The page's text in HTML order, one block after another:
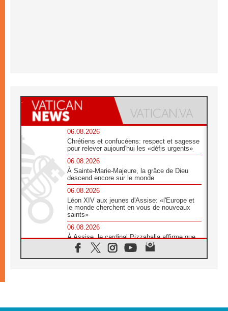
06.08.2026
Chrétiens et confucéens: respect et sagesse
pour relever aujourd'hui les «défis urgents»
06.08.2026
À Sainte-Marie-Majeure, la grâce de Dieu
descend encore sur le monde
06.08.2026
Léon XIV aux jeunes d'Assise: «l'Europe et
le monde cherchent en vous de nouveaux
saints»
06.08.2026
À Assise, le cardinal Pizzaballa affirme que
«les chrétiens veulent la paix»
06.08.2026